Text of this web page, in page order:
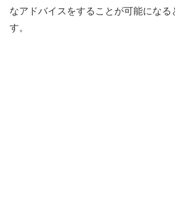
なアドバイスをすることが可能になる
す。